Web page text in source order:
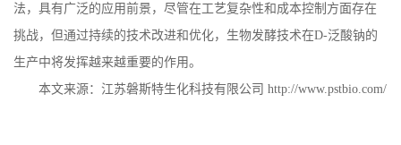
法，具有广泛的应用前景，尽管在工艺复杂性和成本控制方面存在
挑战，但通过持续的技术改进和优化，生物发酵技术在D-泛酸钠的
生产中将发挥越来越重要的作用。
本文来源：江苏磐斯特生化科技有限公司 http://www.pstbio.com/